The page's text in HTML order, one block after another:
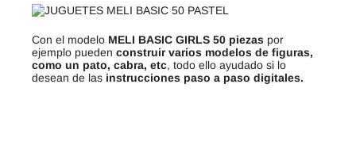
Con el modelo MELI BASIC GIRLS 50 piezas por
ejemplo pueden construir varios modelos de figuras,
como un pato, cabra, etc, todo ello ayudado si lo
desean de las instrucciones paso a paso digitales.